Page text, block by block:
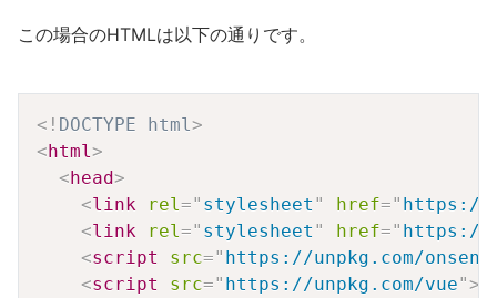
この場合のHTMLは以下の通りです。
<! DOCTYPE html >
<html >
<head>
<link rel =" stylesheet " href=" https://
<link rel =" stylesheet " href=" https://
<script src=" https://unpkg.com/
<script src=" https://unpkg.com/vue">